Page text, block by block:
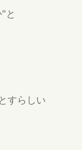
と
すらしい